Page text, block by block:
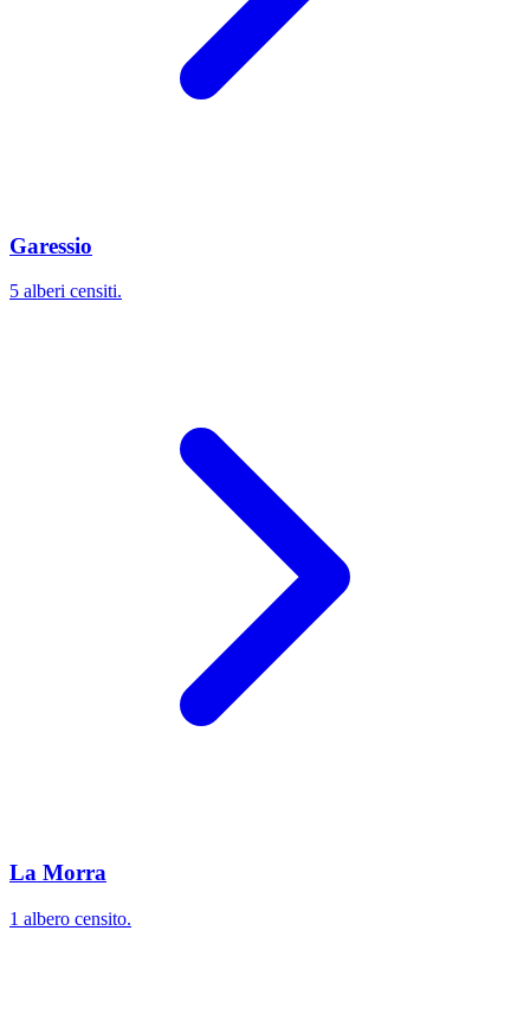
Garessio
5 alberi censiti.
La Morra
1 albero censito.